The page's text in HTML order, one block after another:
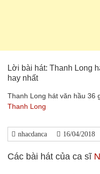
Lời bài hát: Thanh Long
hay nhất
Thanh Long hát văn hầu 36
Thanh Long
nhacdanca 16/04/2018
Các bài hát của ca sĩ